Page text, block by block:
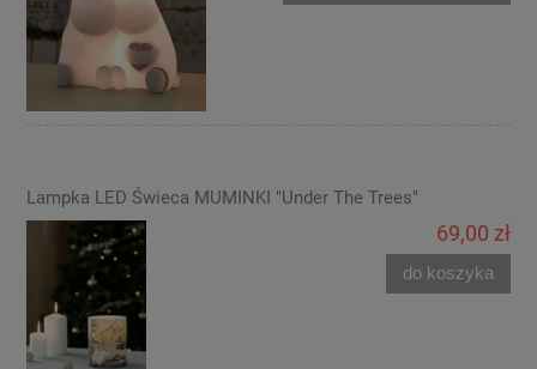
Lampka LED Świeca MUMINKI "Under The Trees"
69,00 zł
do koszyka